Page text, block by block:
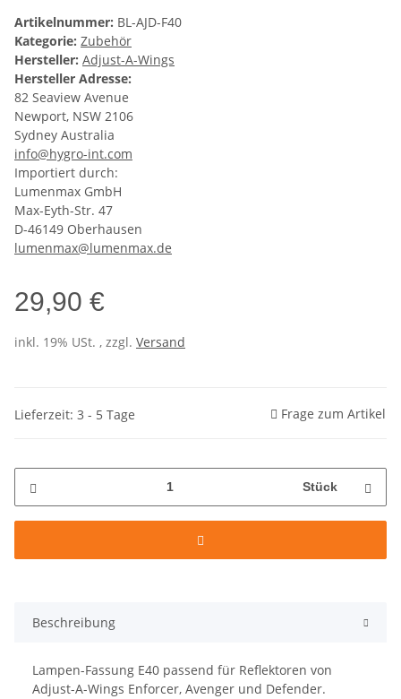
Artikelnummer: BL-AJD-F40
Kategorie: Zubehör
Hersteller: Adjust-A-Wings
Hersteller Adresse:
82 Seaview Avenue
Newport, NSW 2106
Sydney Australia
info@hygro-int.com
Importiert durch:
Lumenmax GmbH
Max-Eyth-Str. 47
D-46149 Oberhausen
lumenmax@lumenmax.de
29,90 €
inkl. 19% USt. , zzgl. Versand
Lieferzeit: 3 - 5 Tage Frage zum Artikel
Stück
Beschreibung
Lampen-Fassung E40 passend für Reflektoren von
Adjust-A-Wings Enforcer, Avenger und Defender.